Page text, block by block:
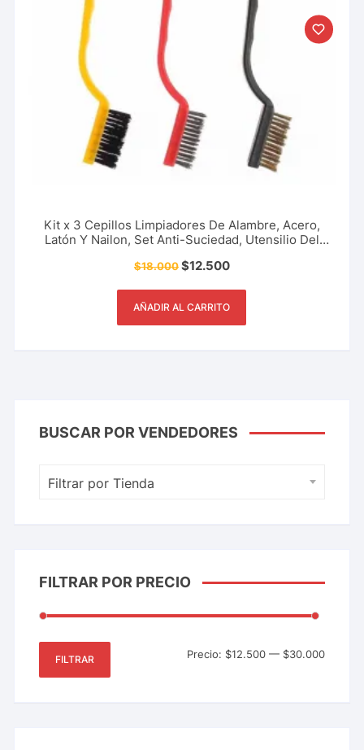
Kit x 3 Cepillos Limpiadores De Alambre, Acero,
Latón Y Nailon, Set Anti-Suciedad, Utensilio Del
$18.000$12.500
AÑADIR AL CARRITO
BUSCAR POR VENDEDORES
Filtrar por Tienda
FILTRAR POR PRECIO
FILTRAR Precio: $12.500— $30.000